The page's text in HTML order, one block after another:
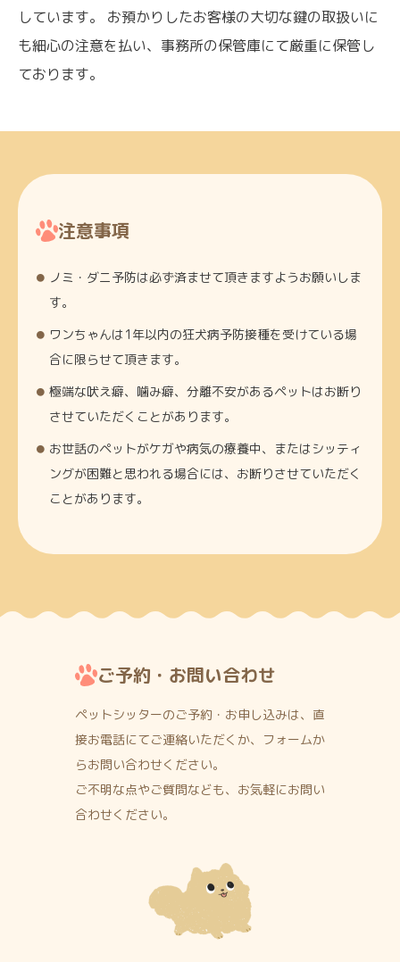
しています。 お預かりしたお客様の大切な鍵の取扱いに
も細心の注意を払い、事務所の保管庫にて厳重に保管し
ております。
注意事項
ノミ・ダニ予防は必ず済ませて頂きますようお願いしま
す。
ワンちゃんは1年以内の狂犬病予防接種を受けている場
合に限らせて頂きます。
極端な吠え癖、噛み癖、分離不安があるペットはお断り
させていただくことがあります。
お世話のペットがケガや病気の療養中、またはシッティ
ングが困難と思われる場合には、お断りさせていただく
ことがあります。
ご予約・お問い合わせ
ペットシッターのご予約・お申し込みは、直
接お電話にてご連絡いただくか、フォームか
らお問い合わせください。
ご不明な点やご質問なども、お気軽にお問い
合わせください。